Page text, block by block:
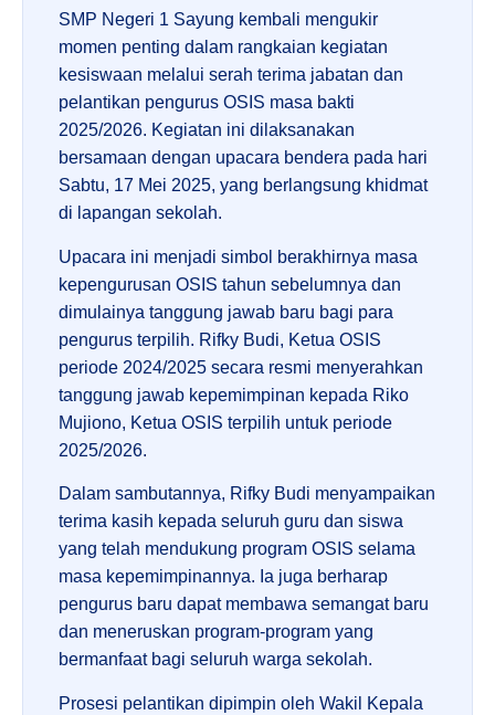
SMP Negeri 1 Sayung kembali mengukir
momen penting dalam rangkaian kegiatan
kesiswaan melalui serah terima jabatan dan
pelantikan pengurus OSIS masa bakti
2025/2026. Kegiatan ini dilaksanakan
bersamaan dengan upacara bendera pada hari
Sabtu, 17 Mei 2025, yang berlangsung khidmat
di lapangan sekolah.
Upacara ini menjadi simbol berakhirnya masa
kepengurusan OSIS tahun sebelumnya dan
dimulainya tanggung jawab baru bagi para
pengurus terpilih. Rifky Budi, Ketua OSIS
periode 2024/2025 secara resmi menyerahkan
tanggung jawab kepemimpinan kepada Riko
Mujiono, Ketua OSIS terpilih untuk periode
2025/2026.
Dalam sambutannya, Rifky Budi menyampaikan
terima kasih kepada seluruh guru dan siswa
yang telah mendukung program OSIS selama
masa kepemimpinannya. Ia juga berharap
pengurus baru dapat membawa semangat baru
dan meneruskan program-program yang
bermanfaat bagi seluruh warga sekolah.
Prosesi pelantikan dipimpin oleh Wakil Kepala